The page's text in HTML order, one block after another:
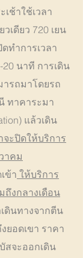
เช้าใช้เวลา
เดียว 720 เยน
ทำการเวลา
นาที การเดิน
รถมาโดยรถ
ทาคาระมา
แล้วเดิน
จะปิดให้บริการ
าคม
ข้า ให้บริการ
ถึงกลางเดือน
ดินทางจากตีน
ยอดเขา ราคา
สจะออกเดิน